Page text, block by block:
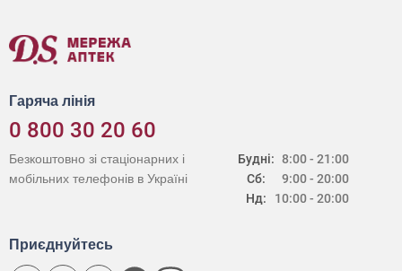
Гаряча лінія
0 800 30 20 60
Будні:
Сб:
Нд:
8:00 - 21:00
9:00 - 20:00
10:00 - 20:00
Безкоштовно зі стаціонарних і
мобільних телефонів в Україні
Приєднуйтесь